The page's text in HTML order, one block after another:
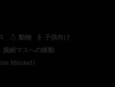
動物
子供向け
接続マスへの移動
Mückel）